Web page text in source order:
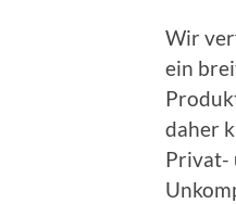
Wir
ein
daher
Privat-